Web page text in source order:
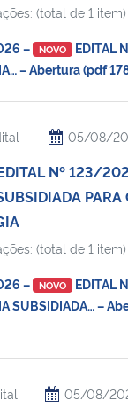
(total de 1 item)
– NOVO EDITAL
– Abertura (pdf
05/08/
Nº 123/
PARA
(total de 1 item)
– NOVO EDITAL
SUBSIDIADA… –
05/08/